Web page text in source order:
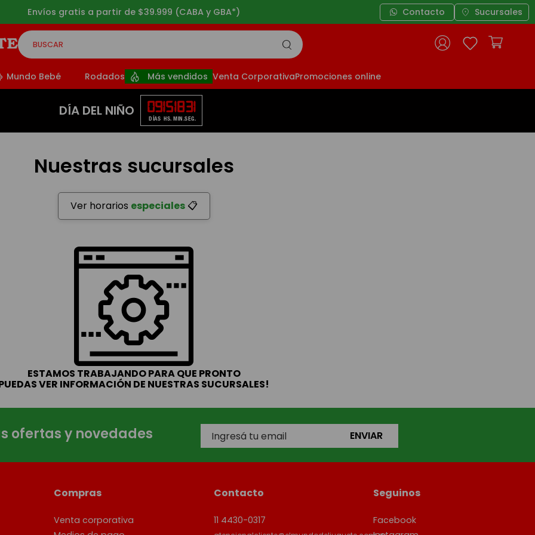
Envíos gratis a partir de $39.999 (CABA y GBA*) Contacto Sucursales
BUSCAR
Mundo Bebé Rodados Más vendidos Venta CorporativaPromociones online
DÍA DEL NIÑO 09
DÍAS
15
HS.
18
MIN.
30
SEG.
Nuestras sucursales
Ver horarios especiales📋
ESTAMOS TRABAJANDO PARA QUE PRONTO
VER INFORMACIÓN DE NUESTRAS SUCURSALES!
ofertas y novedades ENVIAR
Compras
Venta corporativa
Contacto
11 4430-0317
Seguinos
Facebook